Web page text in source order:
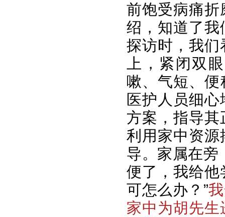
前饱受病痛
绍，知道了
探访时，我
上，紧闭双
嗽、气短、
医护人员细
方案，指导
利用家中资
导。家属在旁
便了，我给
可怎么办？”
家中为胡先